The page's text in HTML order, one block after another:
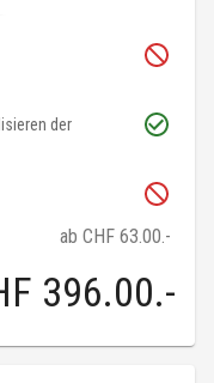
der
ab CHF 63.00.-
396.00.-